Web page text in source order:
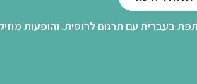
בעברית עם תרגום לרוסית. והופעות